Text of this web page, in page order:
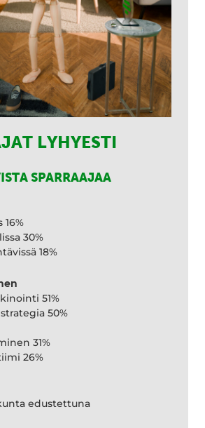
LYHYESTI
SPARRAAJAA
16%
30%
18%
51%
50%
31%
26%
edustettuna